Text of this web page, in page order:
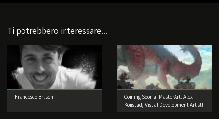
Ti potrebbero interessare...
Francesco Bruschi
Coming Soon a iMasterArt: Alex
Konstad, Visual Development Artist!